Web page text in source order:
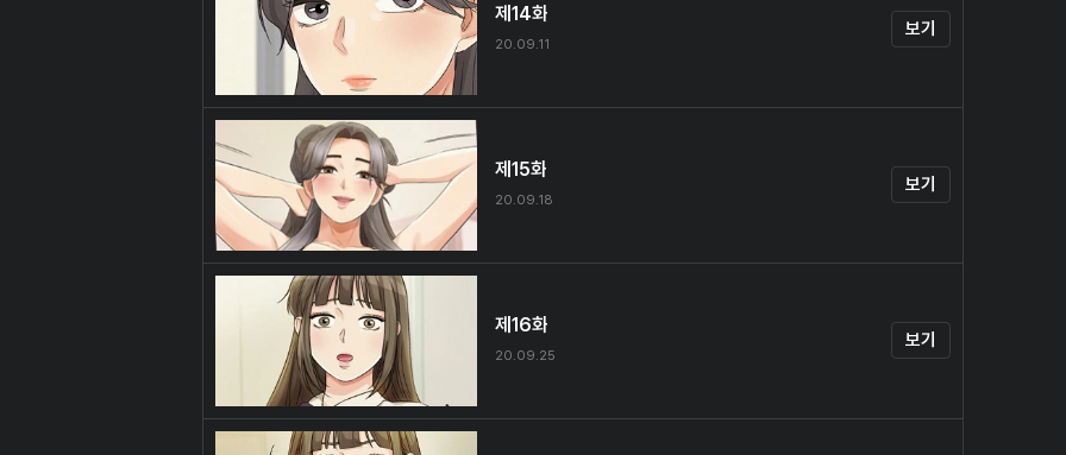
제14화
20.09.11
보기
제15화
20.09.18
보기
제16화
20.09.25
보기